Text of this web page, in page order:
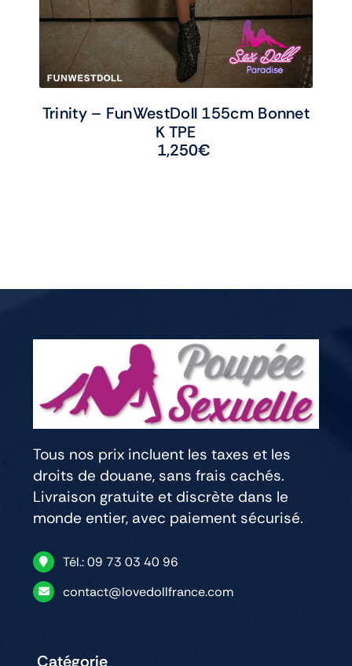
Trinity – FunWestDoll 155cm Bonnet
K TPE
1,250€
Tous nos prix incluent les taxes et les
droits de douane, sans frais cachés.
Livraison gratuite et discrète dans le
monde entier, avec paiement sécurisé.
Tél.: 09 73 03 40 96
contact@lovedollfrance.com
Catégorie